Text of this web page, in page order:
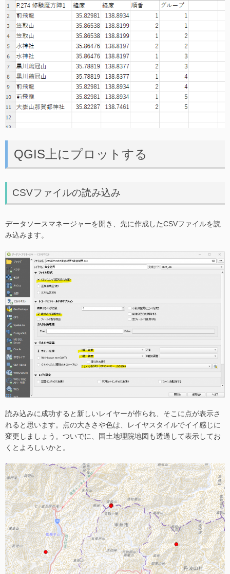
QGIS上にプロットする
CSVファイルの読み込み
データソースマネージャーを開き、先に作成したCSVファイルを読
み込みます。
読み込みに成功すると新しいレイヤーが作られ、そこに点が表示さ
れると思います。点の大きさや色は、レイヤスタイルでイイ感じに
変更しましょう。ついでに、国土地理院地図も透過して表示してお
くとよろしいかと。